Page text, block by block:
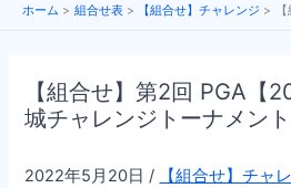
ホーム 組合せ表 【組合せ】チャレンジ
【組合せ】第2回 PGA【
城チャレンジトーナメント
2022年5月20日 / 【組合せ】チャ